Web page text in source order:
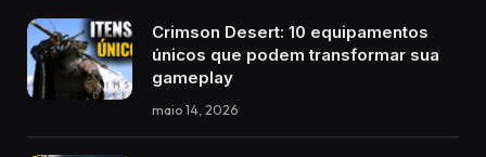
Crimson Desert: 10 equipamentos
únicos que podem transformar sua
gameplay
maio 14, 2026